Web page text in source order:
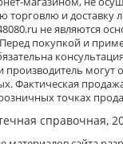
торговлю и доставку
не являются
покупкой и
производитель могут
Фактическая
точках
справочная,